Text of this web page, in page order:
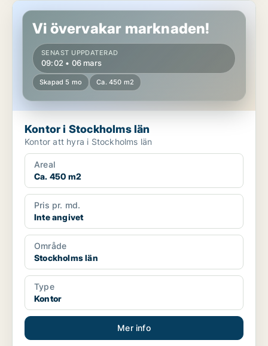
Kontor i Stockholms län
Vi övervakar marknaden!
SENAST UPPDATERAD
09:02 • 06 mars
Skapad 5 mo Ca. 450 m2
Kontor i Stockholms län
Kontor att hyra i Stockholms län
Areal
Ca. 450 m2
Pris pr. md.
Inte angivet
Område
Stockholms län
Type
Kontor
Mer info